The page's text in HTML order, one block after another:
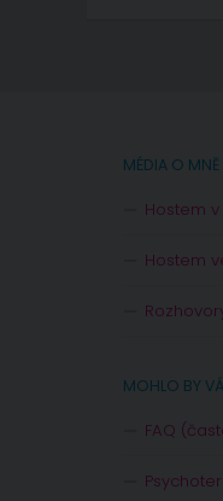
MÉDIA O MNĚ
Hostem
Hostem
MOHLO BY
FAQ